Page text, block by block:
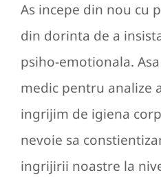
As incepe din nou cu
din dorinta de a
psiho-emotionala.
medic pentru analize
ingrijim de igiena
nevoie sa
ingrijirii noastre la